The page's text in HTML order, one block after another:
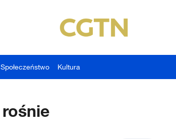
Społeczeństwo Kultura